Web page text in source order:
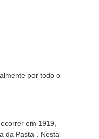
por todo o
em 1919,
da Pasta”. Nesta